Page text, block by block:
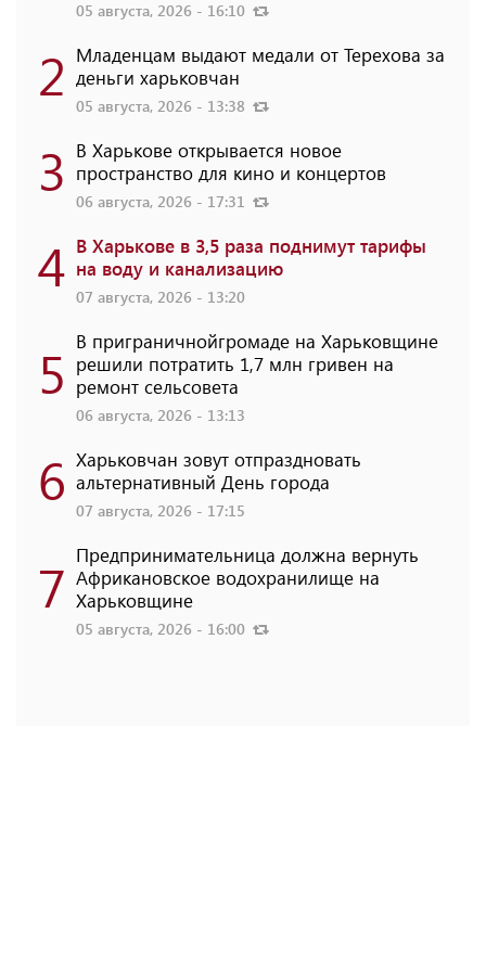
05 августа, 2026 - 16:10
2 Младенцам выдают медали от Терехова за
деньги харьковчан
05 августа, 2026 - 13:38
3 В Харькове открывается новое
пространство для кино и концертов
06 августа, 2026 - 17:31
4 В Харькове в 3,5 раза поднимут тарифы
на воду и канализацию
07 августа, 2026 - 13:20
5 В приграничнойгромаде на Харьковщине
решили потратить 1,7 млн ​​гривен на
ремонт сельсовета
06 августа, 2026 - 13:13
6 Харьковчан зовут отпраздновать
альтернативный День города
07 августа, 2026 - 17:15
7 Предпринимательница должна вернуть
Африкановское водохранилище на
Харьковщине
05 августа, 2026 - 16:00